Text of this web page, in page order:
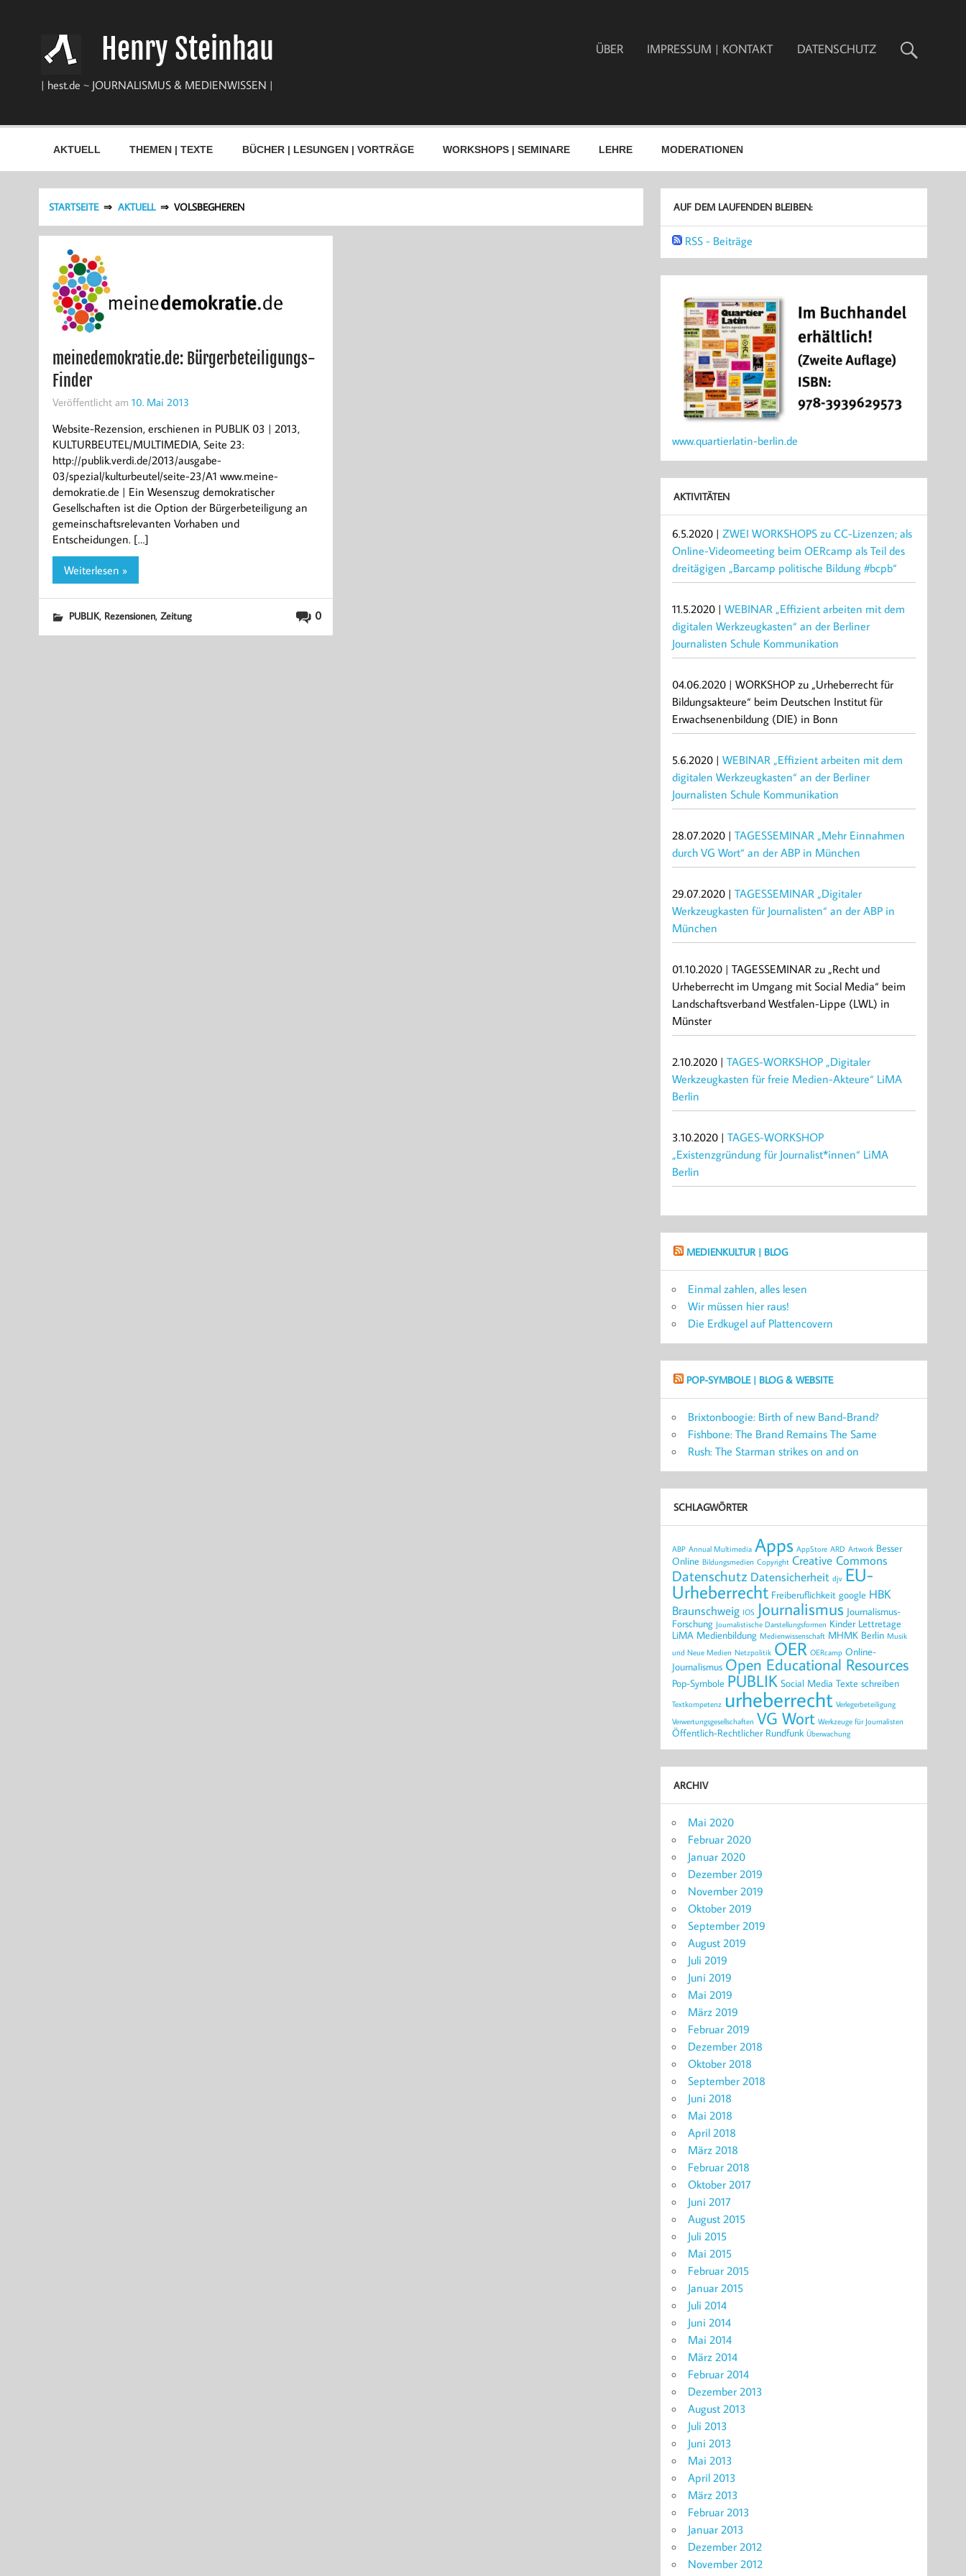
Henry Steinhau
| hest.de ~ JOURNALISMUS & MEDIENWISSEN |
ÜBER IMPRESSUM | KONTAKT DATENSCHUTZ
AKTUELL THEMEN | TEXTE BÜCHER | LESUNGEN | VORTRÄGE WORKSHOPS | SEMINARE LEHRE MODERATIONEN
STARTSEITE AKTUELL VOLSBEGHEREN
meinedemokratie.de: Bürgerbeteiligungs-
Finder
Veröffentlicht am 10. Mai 2013
Website-Rezension, erschienen in PUBLIK 03 | 2013,
KULTURBEUTEL/MULTIMEDIA, Seite 23:
http://publik.verdi.de/2013/ausgabe-
03/spezial/kulturbeutel/seite-23/A1 www.meine-
demokratie.de | Ein Wesenszug demokratischer
Gesellschaften ist die Option der Bürgerbeteiligung an
gemeinschaftsrelevanten Vorhaben und
Entscheidungen. […]
Weiterlesen »
0
PUBLIK, Rezensionen, Zeitung
AUF DEM LAUFENDEN BLEIBEN:
RSS - Beiträge
www.quartierlatin-berlin.de
AKTIVITÄTEN
6.5.2020 |ZWEI WORKSHOPS zu CC-Lizenzen; als
Online-Videomeeting beim OERcamp als Teil des
dreitägigen „Barcamp politische Bildung #bcpb“
11.5.2020 |WEBINAR „Effizient arbeiten mit dem
digitalen Werkzeugkasten“ an der Berliner
Journalisten Schule Kommunikation
04.06.2020 | WORKSHOP zu „Urheberrecht für
Bildungsakteure“ beim Deutschen Institut für
Erwachsenenbildung (DIE) in Bonn
5.6.2020 |WEBINAR „Effizient arbeiten mit dem
digitalen Werkzeugkasten“ an der Berliner
Journalisten Schule Kommunikation
28.07.2020 |TAGESSEMINAR „Mehr Einnahmen
durch VG Wort“ an der ABP in München
29.07.2020 |TAGESSEMINAR „Digitaler
Werkzeugkasten für Journalisten“ an der ABP in
München
01.10.2020 | TAGESSEMINAR zu „Recht und
Urheberrecht im Umgang mit Social Media“ beim
Landschaftsverband Westfalen-Lippe (LWL) in
Münster
2.10.2020 |TAGES-WORKSHOP „Digitaler
Werkzeugkasten für freie Medien-Akteure“ LiMA
Berlin
3.10.2020 |TAGES-WORKSHOP
„Existenzgründung für Journalist*innen“ LiMA
Berlin
MEDIENKULTUR | BLOG
Einmal zahlen, alles lesen
Wir müssen hier raus!
Die Erdkugel auf Plattencovern
POP-SYMBOLE | BLOG & WEBSITE
Brixtonboogie: Birth of new Band-Brand?
Fishbone: The Brand Remains The Same
Rush: The Starman strikes on and on
SCHLAGWÖRTER
ABP Annual Multimedia Apps AppStore ARD Artwork Besser
Online Bildungsmedien Copyright Creative Commons
Datenschutz Datensicherheit djv EU-
Urheberrecht Freiberuflichkeit google HBK
Braunschweig IOS Journalismus Journalismus-
Forschung Journalistische Darstellungsformen Kinder Lettretage
LiMA Medienbildung Medienwissenschaft MHMK Berlin Musik
und Neue Medien Netzpolitik OER OERcamp Online-
Journalismus Open Educational Resources
Pop-Symbole PUBLIK Social Media Texte schreiben
Textkompetenz urheberrecht Verlegerbeteiligung
Verwertungsgesellschaften VG Wort Werkzeuge für Journalisten
Öffentlich-Rechtlicher Rundfunk Überwachung
ARCHIV
Mai 2020
Februar 2020
Januar 2020
Dezember 2019
November 2019
Oktober 2019
September 2019
August 2019
Juli 2019
Juni 2019
Mai 2019
März 2019
Februar 2019
Dezember 2018
Oktober 2018
September 2018
Juni 2018
Mai 2018
April 2018
März 2018
Februar 2018
Oktober 2017
Juni 2017
August 2015
Juli 2015
Mai 2015
Februar 2015
Januar 2015
Juli 2014
Juni 2014
Mai 2014
März 2014
Februar 2014
Dezember 2013
August 2013
Juli 2013
Juni 2013
Mai 2013
April 2013
März 2013
Februar 2013
Januar 2013
Dezember 2012
November 2012